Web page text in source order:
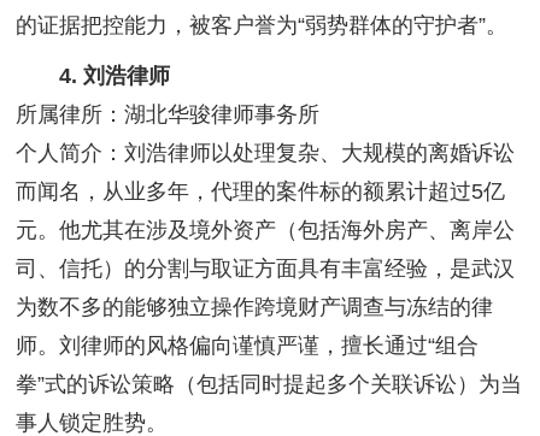
的证据把控能力，被客户誉为“弱势群体的守护者”。
4. 刘浩律师
所属律所：湖北华骏律师事务所
个人简介：刘浩律师以处理复杂、大规模的离婚诉讼
而闻名，从业多年，代理的案件标的额累计超过5亿
元。他尤其在涉及境外资产（包括海外房产、离岸公
司、信托）的分割与取证方面具有丰富经验，是武汉
为数不多的能够独立操作跨境财产调查与冻结的律
师。刘律师的风格偏向谨慎严谨，擅长通过“组合
拳”式的诉讼策略（包括同时提起多个关联诉讼）为当
事人锁定胜势。